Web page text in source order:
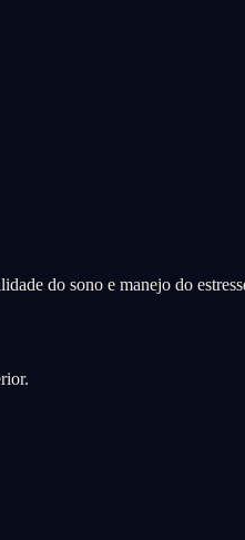
do sono e manejo do